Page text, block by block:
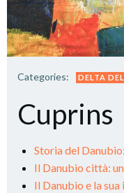
Categories: DELTA
Cuprins
Storia del
Il Danubio città:
Il Danubio e la